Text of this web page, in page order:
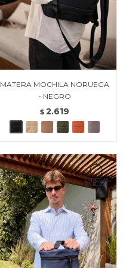
MATERA MOCHILA NORUEGA
- NEGRO
$ 2.619